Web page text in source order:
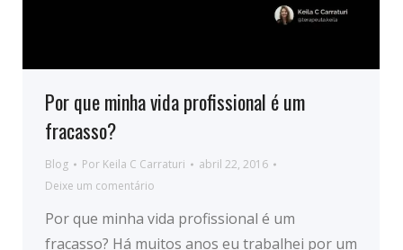
Por que minha vida profissional é um
fracasso?
Blog Por Keila C Carraturi
abril 22, 2016
Deixe um comentário
Por que minha vida profissional é um
fracasso? Há muitos anos eu trabalhei por um